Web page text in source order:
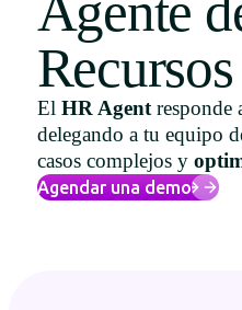
Uruguay
USA
Español
El HR Agentresponde
delegando a tu equipo
casos complejos y
Agendar una demo